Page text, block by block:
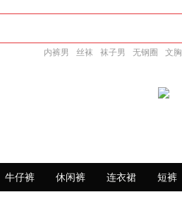
内裤男 丝袜 袜子男 无钢圈 文胸
牛仔裤 休闲裤 连衣裙 短裤